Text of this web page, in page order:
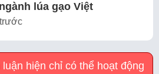
lúa gạo Việt
hiện chỉ có thể hoạt động